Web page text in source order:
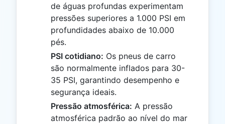
de águas profundas experimentam
pressões superiores a 1.000 PSI em
profundidades abaixo de 10.000
pés.
PSI cotidiano: Os pneus de carro
são normalmente inflados para 30-
35 PSI, garantindo desempenho e
segurança ideais.
Pressão atmosférica: A pressão
atmosférica padrão ao nível do mar